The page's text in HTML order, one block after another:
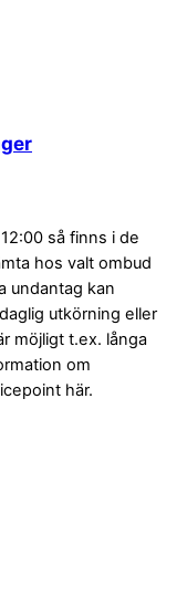
så finns i de
hos valt ombud
undantag kan
utkörning eller
möjligt t.ex. långa
om
här.